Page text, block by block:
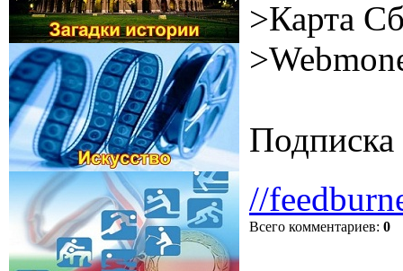
>Карта
Подписка
//
Всего комментариев: 0